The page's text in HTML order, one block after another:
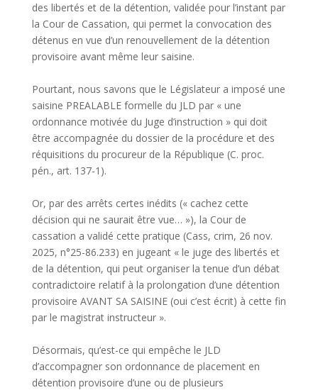
des libertés et de la détention, validée pour l’instant par
la Cour de Cassation, qui permet la convocation des
détenus en vue d’un renouvellement de la détention
provisoire avant même leur saisine.
Pourtant, nous savons que le Législateur a imposé une
saisine PREALABLE formelle du JLD par « une
ordonnance motivée du Juge d’instruction » qui doit
être accompagnée du dossier de la procédure et des
réquisitions du procureur de la République (C. proc.
pén., art. 137-1).
Or, par des arrêts certes inédits (« cachez cette
décision qui ne saurait être vue… »), la Cour de
cassation a validé cette pratique (Cass, crim, 26 nov.
2025, n°25-86.233) en jugeant « le juge des libertés et
de la détention, qui peut organiser la tenue d’un débat
contradictoire relatif à la prolongation d’une détention
provisoire AVANT SA SAISINE (oui c’est écrit) à cette fin
par le magistrat instructeur ».
Désormais, qu’est-ce qui empêche le JLD
d’accompagner son ordonnance de placement en
détention provisoire d’une ou de plusieurs